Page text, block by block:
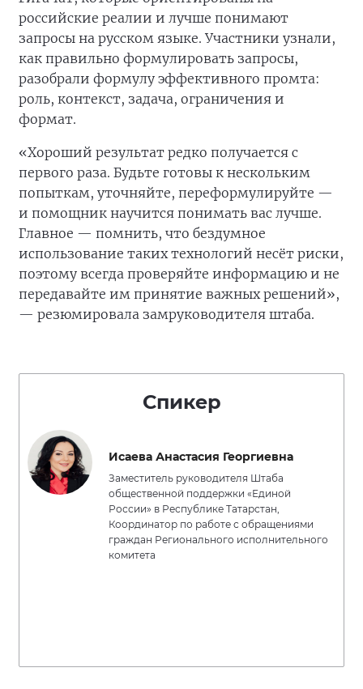
российские реалии и лучше понимают
запросы на русском языке. Участники узнали,
как правильно формулировать запросы,
разобрали формулу эффективного промта:
роль, контекст, задача, ограничения и
формат.
«Хороший результат редко получается с
первого раза. Будьте готовы к нескольким
попыткам, уточняйте, переформулируйте —
и помощник научится понимать вас лучше.
Главное — помнить, что бездумное
использование таких технологий несёт риски,
поэтому всегда проверяйте информацию и не
передавайте им принятие важных решений»,
— резюмировала замруководителя штаба.
Спикер
Исаева Анастасия Георгиевна
Заместитель руководителя Штаба
общественной поддержки «Единой
России» в Республике Татарстан,
Координатор по работе с обращениями
граждан Регионального исполнительного
комитета